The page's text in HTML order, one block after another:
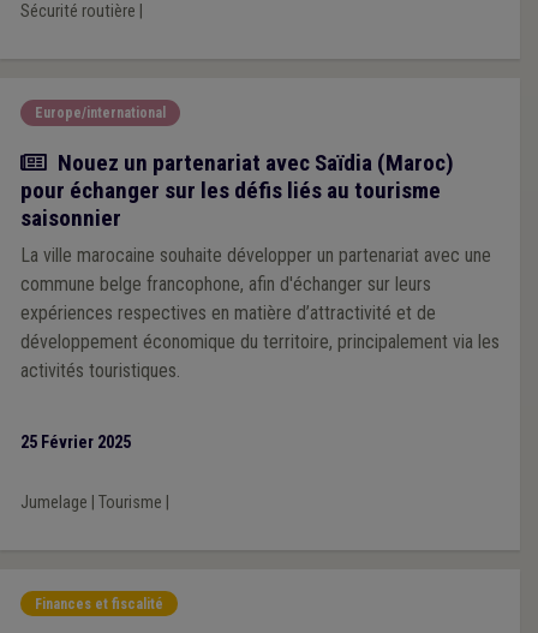
Sécurité routière
Europe/international
Actualité
Nouez un partenariat avec Saïdia (Maroc)
pour échanger sur les défis liés au tourisme
saisonnier
La ville marocaine souhaite développer un partenariat avec une
commune belge francophone, afin d'échanger sur leurs
expériences respectives en matière d’attractivité et de
développement économique du territoire, principalement via les
activités touristiques.
25 Février 2025
Jumelage Tourisme
Finances et fiscalité